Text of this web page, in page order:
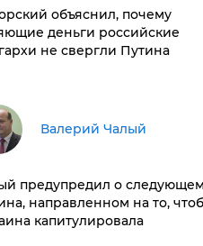
объяснил, почему
деньги российские
не свергли Путина
Валерий Чалый
предупредил о
направленном на то,
капитулировала